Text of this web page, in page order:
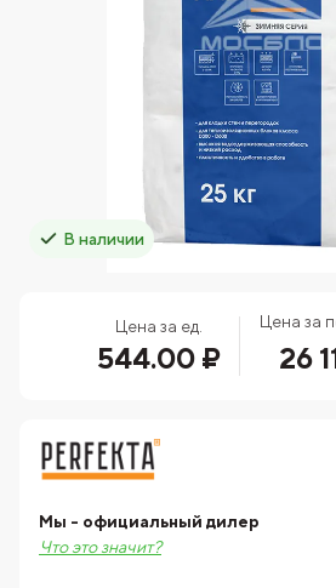
В наличии
Цена за ед.
544.00 ₽
Цена за
26
Мы - официальный дилер
Что это значит?